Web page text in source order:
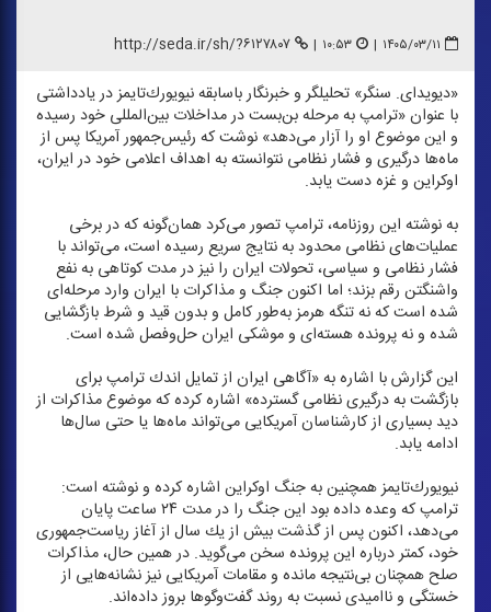
۱۴۰۵/۰۳/۱۱ | ۱۰:۵۳ | http://seda.ir/sh/?۶۱۲۷۸۰۷
«دیوید‌ای. سنگر» تحلیلگر و خبرنگار باسابقه نیویورك‌تایمز در یادداشتی
با عنوان «ترامپ به مرحله بن‌بست در مداخلات بین‌المللی خود رسیده
و این موضوع او را آزار می‌دهد» نوشت كه رئیس‌جمهور آمریكا پس از
ماه‌ها درگیری و فشار نظامی نتوانسته به اهداف اعلامی خود در ایران،
اوكراین و غزه دست یابد.
به نوشته این روزنامه، ترامپ تصور می‌كرد همان‌گونه كه در برخی
عملیات‌های نظامی محدود به نتایج سریع رسیده است، می‌تواند با
فشار نظامی و سیاسی، تحولات ایران را نیز در مدت كوتاهی به نفع
واشنگتن رقم بزند؛ اما اكنون جنگ و مذاكرات با ایران وارد مرحله‌ای
شده است كه نه تنگه هرمز به‌طور كامل و بدون قید و شرط بازگشایی
شده و نه پرونده هسته‌ای و موشكی ایران حل‌وفصل شده است.
این گزارش با اشاره به «آگاهی ایران از تمایل اندك ترامپ برای
بازگشت به درگیری نظامی گسترده» اشاره كرده كه موضوع مذاكرات از
دید بسیاری از كارشناسان آمریكایی می‌تواند ماه‌ها یا حتی سال‌ها
ادامه یابد.
نیویورك‌تایمز همچنین به جنگ اوكراین اشاره كرده و نوشته است:
ترامپ كه وعده داده بود این جنگ را در مدت ۲۴ ساعت پایان
می‌دهد، اكنون پس از گذشت بیش از یك سال از آغاز ریاست‌جمهوری
خود، كمتر درباره این پرونده سخن می‌گوید. در همین حال، مذاكرات
صلح همچنان بی‌نتیجه مانده و مقامات آمریكایی نیز نشانه‌هایی از
خستگی و ناامیدی نسبت به روند گفت‌و‌گو‌ها بروز داده‌اند.